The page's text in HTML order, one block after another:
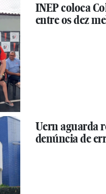
INEP coloca
entre os dez
Uern aguarda
denúncia de